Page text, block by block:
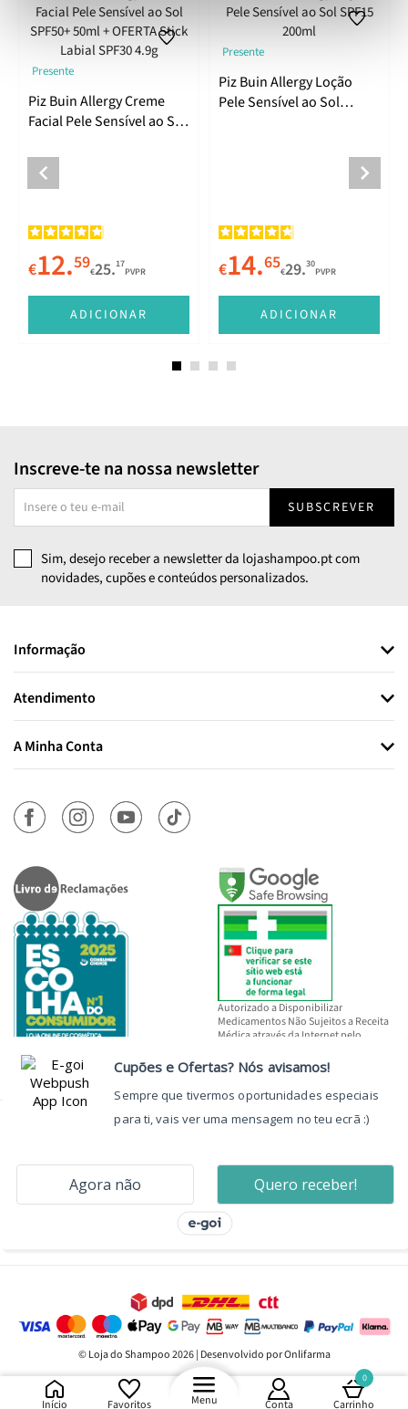
Início Favoritos Menu Conta
0
Carrinho
Presente
Piz Buin Allergy Creme
Facial Pele Sensível ao Sol
Stick Labial SPF30 4.9g
€12.59€25.17
PVPR
ADICIONAR
Presente
Piz Buin Allergy Loção
Pele Sensível ao Sol
€14.65€29.30
PVPR
ADICIONAR
Inscreve-te na nossa newsletter
SUBSCREVER
Sim, desejo receber a newsletter da lojashampoo.pt com
novidades, cupões e conteúdos personalizados.
Informação
Atendimento
A Minha Conta
Autorizado a Disponibilizar
Medicamentos Não Sujeitos a Receita
Médica através da Internet pelo
© Loja do Shampoo 2026 | Desenvolvido por Onlifarma